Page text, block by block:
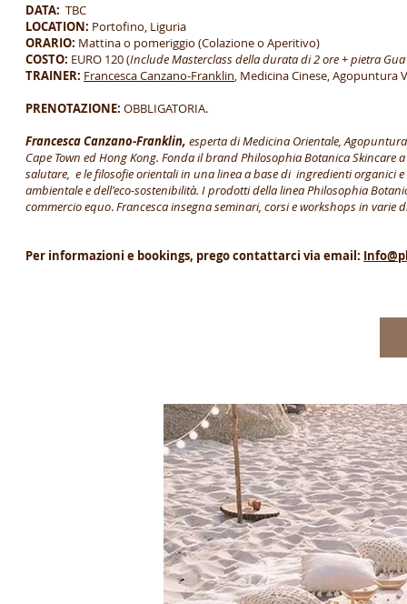
DATA: TBC
LOCATION: Portofino, Liguria
ORARIO: Mattina o pomeriggio (Colazione o Aperitivo)
COSTO: EURO 120 (Include Masterclass della durata di 2 ore + pietra
TRAINER: Francesca Canzano-Franklin, Medicina Cinese, Agopuntura
PRENOTAZIONE: OBBLIGATORIA.
Francesca Canzano-Franklin, esperta di Medicina Orientale,
Cape Town ed Hong Kong. Fonda il brand Philosophia Botanica
salutare, e le filosofie orientali in una linea a base di ingredienti organici
ambientale e dell'eco-sostenibilità. I prodotti della linea Philosophia
commercio equo.Francesca insegna seminari, corsi e workshops in varie
Per informazioni e bookings, prego contattarci via email: